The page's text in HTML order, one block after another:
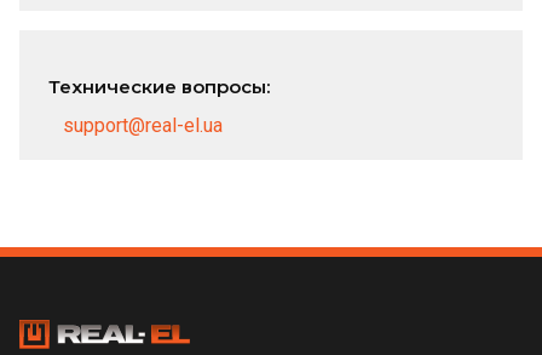
Технические вопросы:
support@real-el.ua